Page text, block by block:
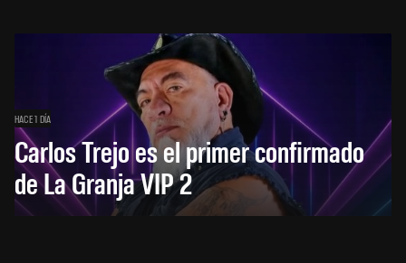
HACE 1 DÍA
Carlos Trejo es el primer confirmado
de La Granja VIP 2